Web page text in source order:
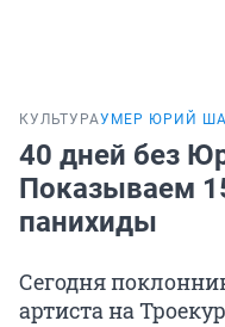
КУЛЬТУРАУМЕР ЮРИЙ
40 дней без
Показываем
панихиды
Сегодня
артиста на